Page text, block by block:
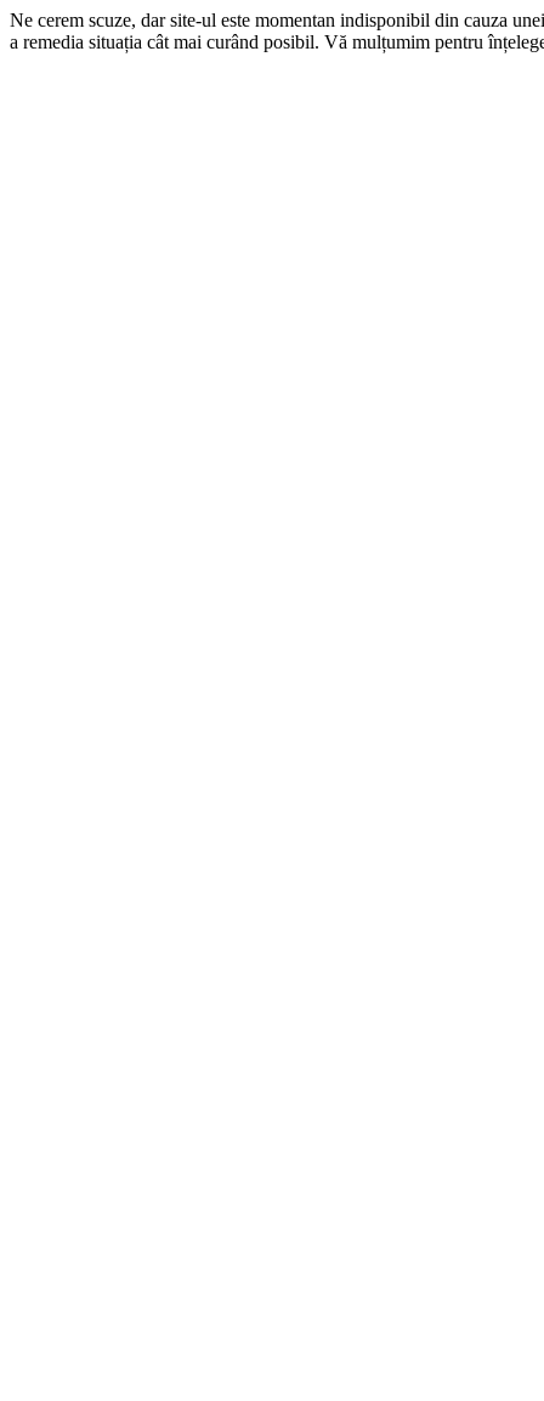
Ne cerem scuze, dar site-ul este momentan indisponibil din cauza
a remedia situația cât mai curând posibil. Vă mulțumim pentru